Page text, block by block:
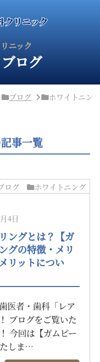
ニック
ログ
ブログ ホワイトニング
事一覧
ログ ホワイトニング
4日
ングとは？【ガ
グの特徴・メリ
リットについ
医者・歯科「レア
ブログをご覧いた
今回は【ガムピー
しま…